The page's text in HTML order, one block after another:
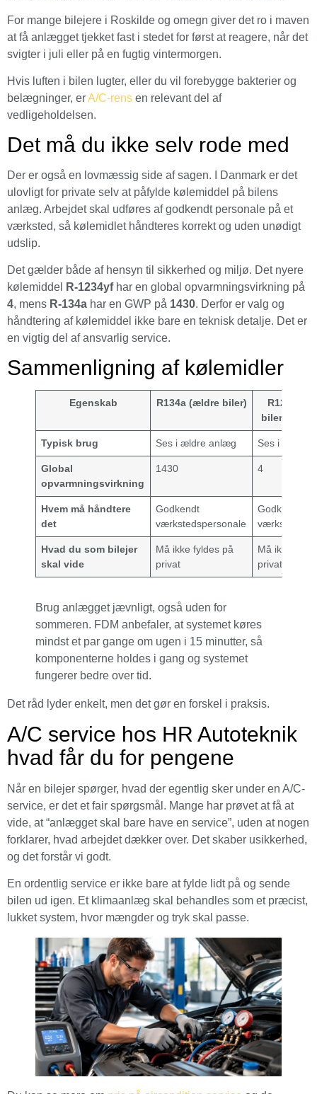
For mange bilejere i Roskilde og omegn giver det ro i maven
at få anlægget tjekket fast i stedet for først at reagere, når det
svigter i juli eller på en fugtig vintermorgen.
Hvis luften i bilen lugter, eller du vil forebygge bakterier og
belægninger, erA/C-rens en relevant del af
vedligeholdelsen.
Det må du ikke selv rode med
Der er også en lovmæssig side af sagen. I Danmark er det
ulovligt for private selv at påfylde kølemiddel på bilens
anlæg. Arbejdet skal udføres af godkendt personale på et
værksted, så kølemidlet håndteres korrekt og uden unødigt
udslip.
Det gælder både af hensyn til sikkerhed og miljø. Det nyere
kølemiddel
R-1234yfhar en global opvarmningsvirkning på
4, mens R-134a har en GWP på 1430. Derfor er valg og
håndtering af kølemiddel ikke bare en teknisk detalje. Det er
en vigtig del af ansvarlig service.
Sammenligning af kølemidler
Egenskab R134a (ældre biler)
R1234yf
biler, fra
Typisk brug Ses i ældre anlæg Ses i nyere
Global
opvarmningsvirkning
1430 4
Hvem må håndtere
det
Godkendt
værkstedspersonale
Godkendt
Hvad du som bilejer
skal vide
Må ikke fyldes på
privat
Må ikke
privat
Brug anlægget jævnligt, også uden for
sommeren. FDM anbefaler, at systemet køres
mindst et par gange om ugen i 15 minutter, så
komponenterne holdes i gang og systemet
fungerer bedre over tid.
Det råd lyder enkelt, men det gør en forskel i praksis.
A/C service hos HR Autoteknik
hvad får du for pengene
Når en bilejer spørger, hvad der egentlig sker under en A/C-
service, er det et fair spørgsmål. Mange har prøvet at få at
vide, at “anlægget skal bare have en service”, uden at nogen
forklarer, hvad arbejdet dækker over. Det skaber usikkerhed,
og det forstår vi godt.
En ordentlig service er ikke bare at fylde lidt på og sende
bilen ud igen. Et klimaanlæg skal behandles som et præcist,
lukket system, hvor mængder og tryk skal passe.